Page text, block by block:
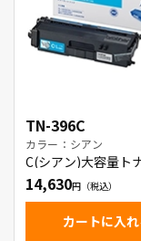
TN-396C
カラー：シアン
C(シアン)大容量ト
トリッジ
14,630
カートに入